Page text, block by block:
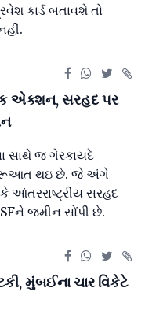
કાર્ડ બતાવશે તો
એક્શન, સરહદ પર
સાથે જ ગેરકાયદે
શરૂઆત થઇ છે. જે અંગે
આંતરરાષ્ટ્રીય સરહદ
જમીન સોંપી છે.
મુંબઈના ચાર વિકેટે